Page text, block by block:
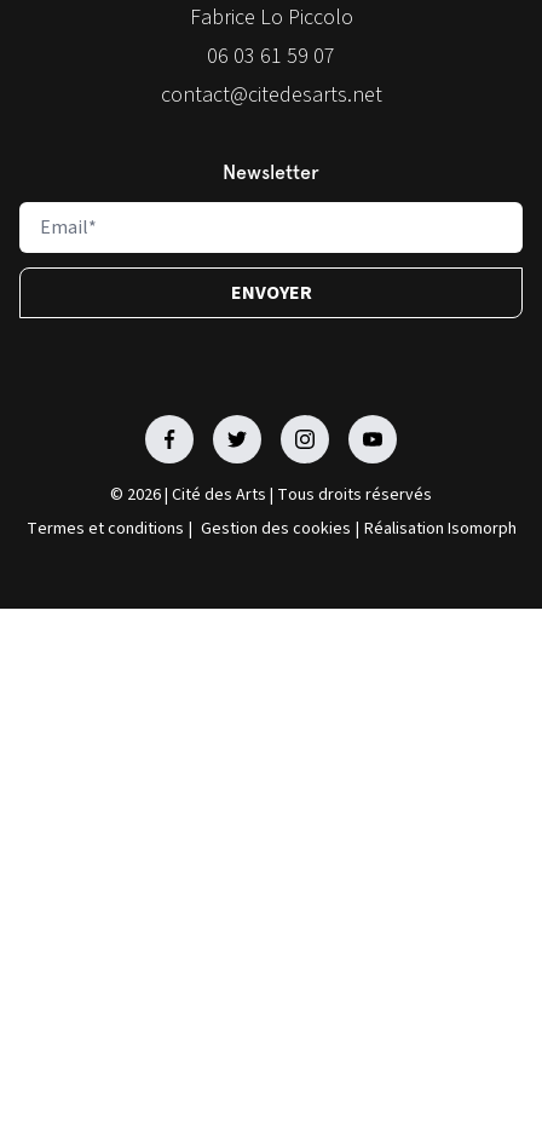
Fabrice Lo Piccolo
06 03 61 59 07
contact@citedesarts.net
Newsletter
© 2026 | Cité des Arts | Tous droits réservés
Termes et conditions | Gestion des cookies | Réalisation Isomorph
FacebookFacebookFacebookFacebook